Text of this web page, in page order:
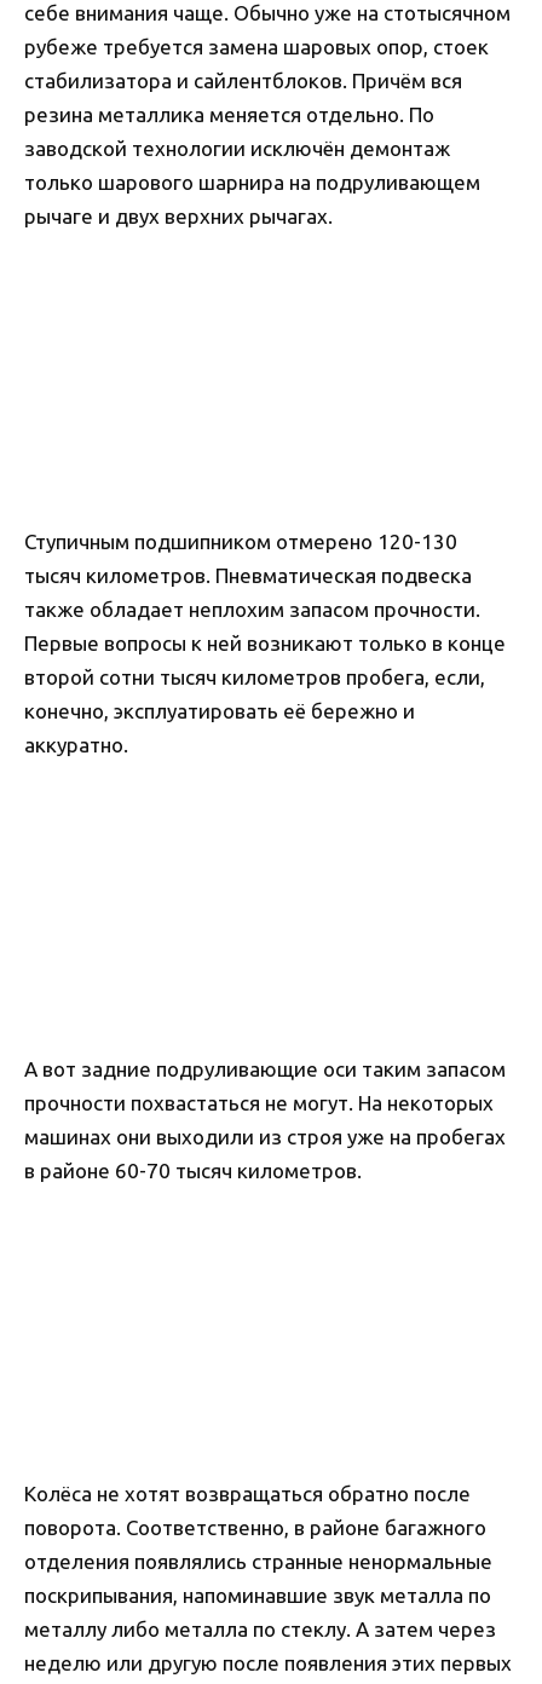
себе внимания чаще. Обычно уже на стотысячном
рубеже требуется замена шаровых опор, стоек
стабилизатора и сайлентблоков. Причём вся
резина металлика меняется отдельно. По
заводской технологии исключён демонтаж
только шарового шарнира на подруливающем
рычаге и двух верхних рычагах.
Ступичным подшипником отмерено 120-130
тысяч километров. Пневматическая подвеска
также обладает неплохим запасом прочности.
Первые вопросы к ней возникают только в конце
второй сотни тысяч километров пробега, если,
конечно, эксплуатировать её бережно и
аккуратно.
А вот задние подруливающие оси таким запасом
прочности похвастаться не могут. На некоторых
машинах они выходили из строя уже на пробегах
в районе 60-70 тысяч километров.
Колёса не хотят возвращаться обратно после
поворота. Соответственно, в районе багажного
отделения появлялись странные ненормальные
поскрипывания, напоминавшие звук металла по
металлу либо металла по стеклу. А затем через
неделю или другую после появления этих первых